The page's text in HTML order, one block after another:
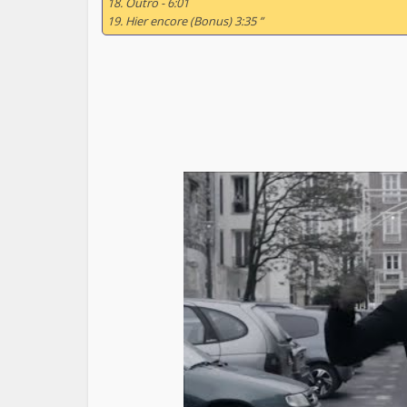
19. Hier encore (Bonus) 3:35 ”